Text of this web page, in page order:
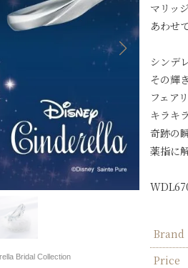
Bridal Collection
マリッ
あわせ
シンデ
その輝
フェア
キラキ
奇跡の
薬指に
Brand
Price